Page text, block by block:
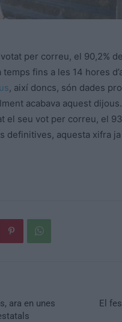
per correu, el 90,2%
fins a les 14 hores
, així doncs, són dades
acabava aquest
el seu vot per correu, el
definitives, aquesta xifra
ara en unes
El